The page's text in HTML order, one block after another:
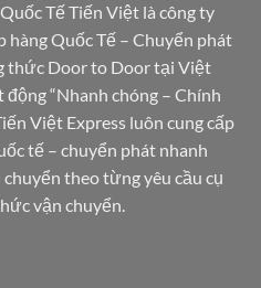
Tế Tiến Việt là công ty
hàng Quốc Tế – Chuyển phát
thức Door to Door tại Việt
“Nhanh chóng – Chính
Việt Express luôn cung cấp
tế – chuyển phát nhanh
theo từng yêu cầu cụ
vận chuyển.